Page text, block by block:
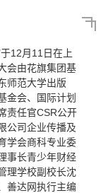
12月11日在上
会由花旗集团基
师范大学出版
金会、国际计划
责任官CSR公开
公司企业传播及
学会商科专业委
事长青少年财经
理学校副校长沈
善达网执行主编